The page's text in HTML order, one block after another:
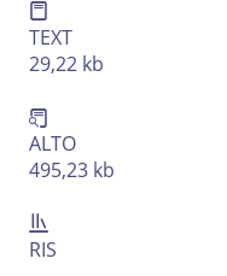
TEXT
29,22 kb
ALTO
495,23 kb
RIS